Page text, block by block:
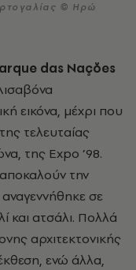
© Ηρώ
das Naçŏes
εικόνα, μέχρι που
τελευταίας
της Expo ’98.
την
σε
και ατσάλι. Πολλά
αρχιτεκτονικής
ενώ άλλα,